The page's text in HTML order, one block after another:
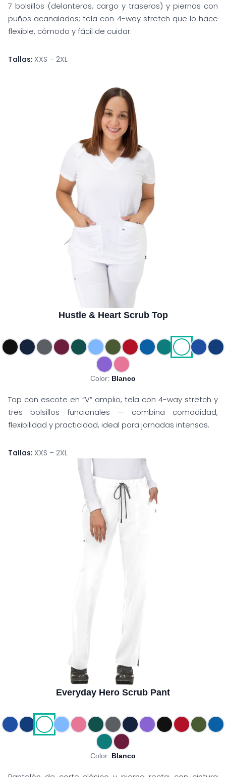
7 bolsillos (delanteros, cargo y traseros) y piernas con
puños acanalados; tela con 4-way stretch que lo hace
flexible, cómodo y fácil de cuidar.
Tallas: XXS – 2XL
Hustle & Heart Scrub Top
Color: Blanco
Top con escote en “V” amplio, tela con 4-way stretch y
tres bolsillos funcionales — combina comodidad,
flexibilidad y practicidad, ideal para jornadas intensas.
Tallas: XXS – 2XL
Everyday Hero Scrub Pant
Color: Blanco